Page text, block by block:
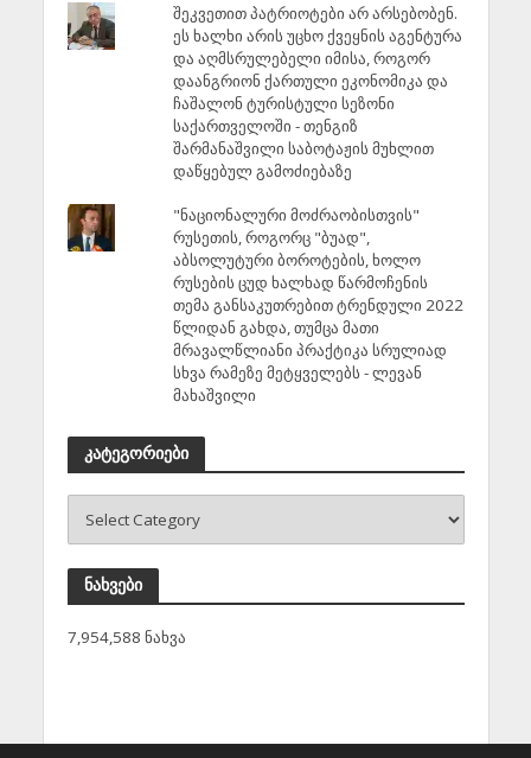
შეკვეთით პატრიოტები არ არსებობენ.
ეს ხალხი არის უცხო ქვეყნის აგენტურა
და აღმსრულებელი იმისა, როგორ
დაანგრიონ ქართული ეკონომიკა და
ჩაშალონ ტურისტული სეზონი
საქართველოში - თენგიზ
შარმანაშვილი საბოტაჟის მუხლით
დაწყებულ გამოძიებაზე
"ნაციონალური მოძრაობისთვის"
რუსეთის, როგორც "ბუად",
აბსოლუტური ბოროტების, ხოლო
რუსების ცუდ ხალხად წარმოჩენის
თემა განსაკუთრებით ტრენდული 2022
წლიდან გახდა, თუმცა მათი
მრავალწლიანი პრაქტიკა სრულიად
სხვა რამეზე მეტყველებს - ლევან
მახაშვილი
კატეგორიები
ნახვები
7,954,588 ნახვა